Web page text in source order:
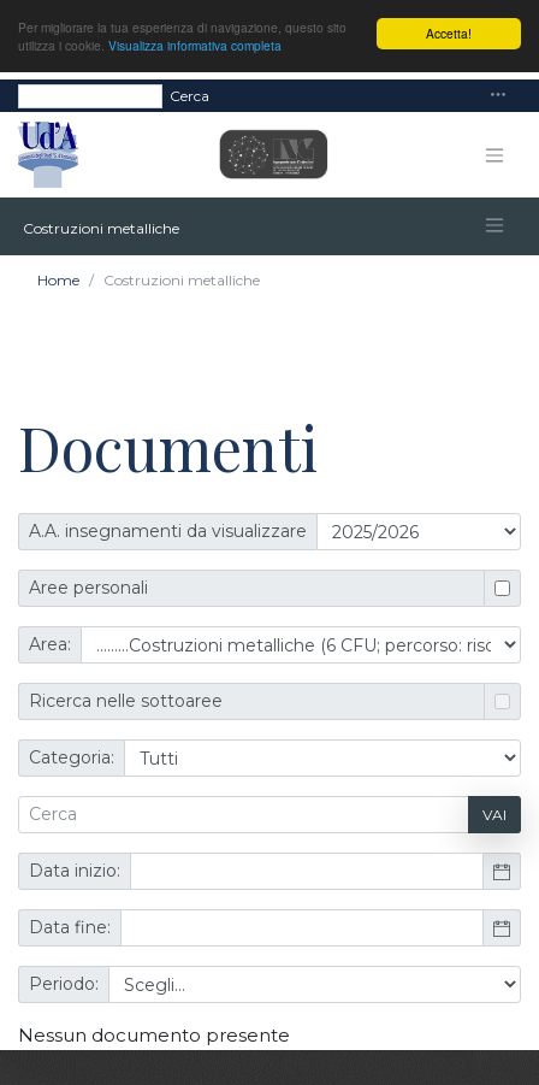
Accetta!
Per migliorare la tua esperienza di navigazione, questo sito
utilizza i cookie. Visualizza informativa completa
Cerca
Costruzioni metalliche
Home Costruzioni metalliche
Documenti
A.A. insegnamenti da visualizzare
Aree personali
Area:
Ricerca nelle sottoaree
Categoria:
VAI
Data inizio:
Data fine:
Periodo:
Nessun documento presente